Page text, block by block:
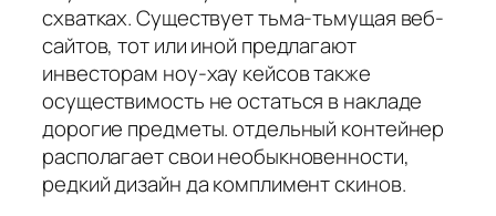
схватках. Существует тьма-тьмущая веб-
сайтов, тот или иной предлагают
инвесторам ноу-хау кейсов также
осуществимость не остаться в накладе
дорогие предметы. отдельный контейнер
располагает свои необыкновенности,
редкий дизайн да комплимент скинов.